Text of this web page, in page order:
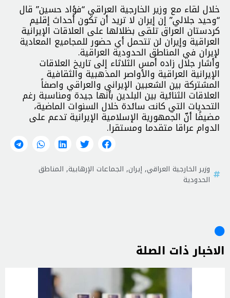
خلال لقاء مع وزير الخارجية العراقي “فؤاد حسين” قال
“وحيد جلالي” إن إيران لا تريد أن تكون أحداث إقليم
كردستان العراق تلقى بظلالها على العلاقات الإيرانية
العراقية وإيران لن تتحمل أي حضور للمجاميع المعادية
لإيران في المناطق الحدودية العراقية.
وأشار جلال زاده أمس الثلاثاء إلى تاريخ العلاقات
الإيرانية العراقية والأواصر المذهبية والثقافية
المشتركة بين الشعبين الإيراني والعراقي واصفاً
العلاقات الثنائية بين البلدين بأنها جيدة ومناسبة رغم
التحديات التي كانت سائدة خلال السنوات الماضية،
مضيفًا أنّ الجمهورية الإسلامية الإيرانية تدعم على
الدوام عراقا متقدما ومستقرا.
وزير الخارجية العراقي,إيران, الجماعات الإرهابية, المناطق
الحدودية
الاخبار ذات الصلة